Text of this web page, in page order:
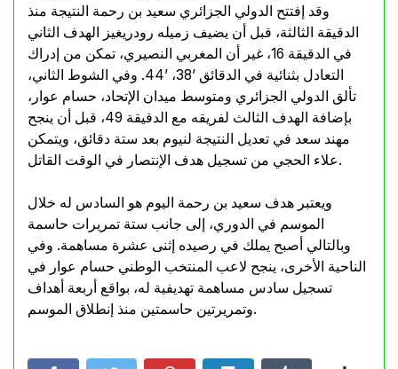
وقد إفتتح الدولي الجزائري سعيد بن رحمة النتيجة منذ
الدقيقة الثالثة، قبل أن يضيف زميله رودريغيز الهدف الثاني
في الدقيقة 16، غير أن المغربي النصيري، تمكن من إدراك
التعادل بثنائية في الدقائق ’38، ’44. وفي الشوط الثاني،
تألق الدولي الجزائري ومتوسط ميدان الإتحاد، حسام عوار،
بإضافة الهدف الثالث لفريقه مع الدقيقة 49، قبل أن ينجح
مهند سعد في تعديل النتيجة لنيوم بعد ستة دقائق، ويتمكن
علاء الحجي من تسجيل هدف الإنتصار في الوقت القاتل.
ويعتبر هدف سعيد بن رحمة اليوم هو السادس له خلال
الموسم في الدوري، إلى جانب ستة تمريرات حاسمة
وبالتالي أصبح يملك في رصيده إثنى عشرة مساهمة. وفي
الناحية الأخرى، ينجح لاعب المنتخب الوطني حسام عوار في
تسجيل سادس مساهمة تهديفية له، بواقع أربعة أهداف
وتمريرتين حاسمتين منذ إنطلاق الموسم.